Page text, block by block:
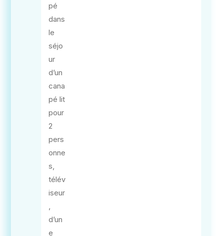
pé
dans
le
séjo
ur
d’un
cana
pé lit
pour
2
pers
onne
s,
télév
iseur
,
d’un
e